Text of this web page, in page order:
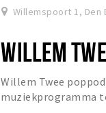
Willemspoort 1, Den
WILLEM
Willem Twee
muziekprogramma